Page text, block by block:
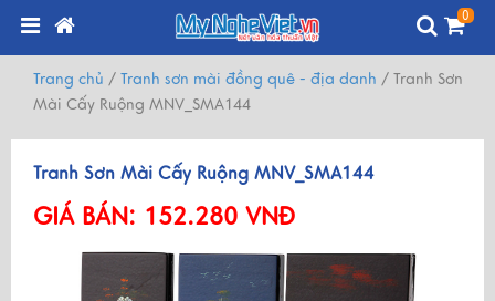
0
Trang chủ / Tranh sơn mài đồng quê - địa danh / Tranh Sơn
Mài Cấy Ruộng MNV_SMA144
Tranh Sơn Mài Cấy Ruộng MNV_SMA144
GIÁ BÁN: 152.280 VNĐ